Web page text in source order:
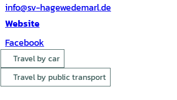
info@sv-hagewedemarl.de
Website
Facebook
Travel by car
Travel by public transport